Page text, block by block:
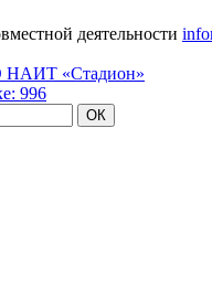
деятельности
НАИТ «Стадион»
996